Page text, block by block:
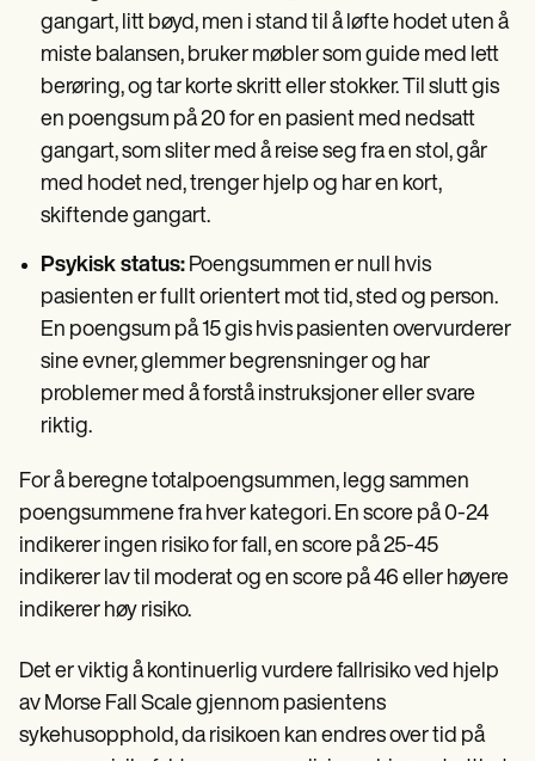
gangart, litt bøyd, men i stand til å løfte hodet uten å
miste balansen, bruker møbler som guide med lett
berøring, og tar korte skritt eller stokker. Til slutt gis
en poengsum på 20 for en pasient med nedsatt
gangart, som sliter med å reise seg fra en stol, går
med hodet ned, trenger hjelp og har en kort,
skiftende gangart.
Psykisk status: Poengsummen er null hvis
pasienten er fullt orientert mot tid, sted og person.
En poengsum på 15 gis hvis pasienten overvurderer
sine evner, glemmer begrensninger og har
problemer med å forstå instruksjoner eller svare
riktig.
For å beregne totalpoengsummen, legg sammen
poengsummene fra hver kategori. En score på 0-24
indikerer ingen risiko for fall, en score på 25-45
indikerer lav til moderat og en score på 46 eller høyere
indikerer høy risiko.
Det er viktig å kontinuerlig vurdere fallrisiko ved hjelp
av Morse Fall Scale gjennom pasientens
sykehusopphold, da risikoen kan endres over tid på